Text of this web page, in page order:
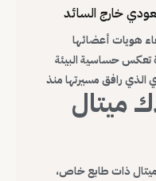
خارج السائد
هويات أعضائها
تعكس حساسية البيئة
الذي رافق مسيرتها منذ
ميتال
ذات طابع خاص،